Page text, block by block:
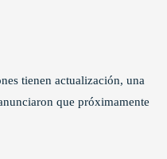
tienen actualización, una
que próximamente